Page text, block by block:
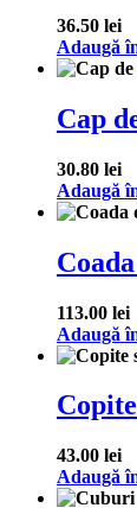
36.50 lei
Adaugă
Cap
30.80 lei
Adaugă
113.00 lei
Adaugă
43.00 lei
Adaugă